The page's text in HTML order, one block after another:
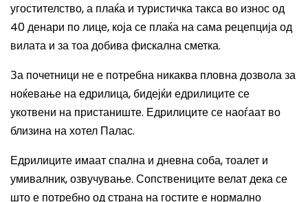
угостителство, а плаќа и туристичка такса во износ од
40 денари по лице, која се плаќа на сама рецепција од
вилата и за тоа добива фискална сметка.
За почетници не е потребна никаква пловна дозвола за
ноќевање на едрилица, бидејќи едрилиците се
укотвени на пристаниште. Едрилиците се наоѓаат во
близина на хотел Палас.
Едрилиците имаат спална и дневна соба, тоалет и
умивалник, озвучување. Сопствениците велат дека се
што е потребно од страна на гостите е нормално